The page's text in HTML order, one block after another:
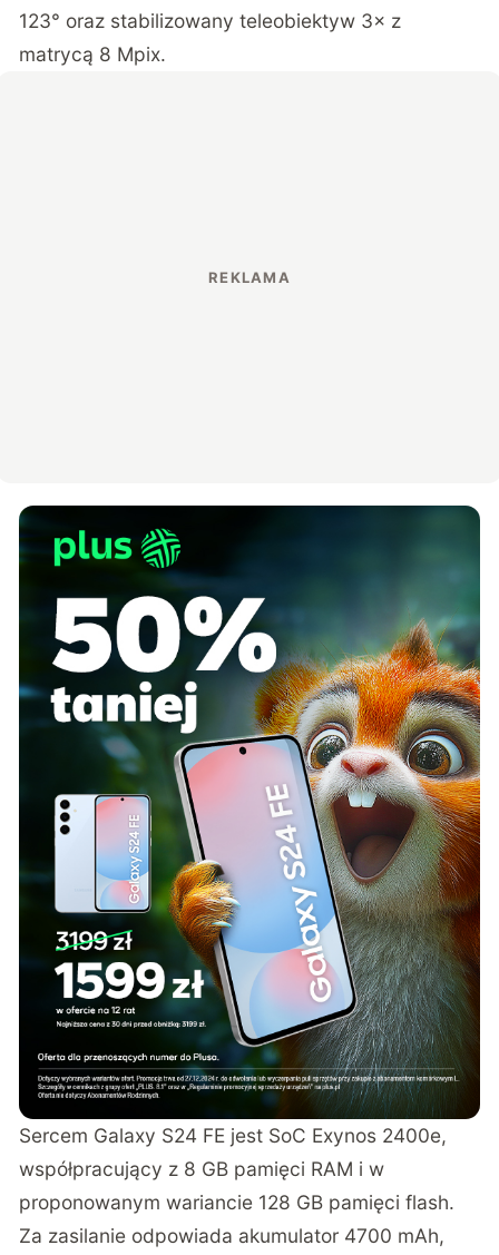
123° oraz stabilizowany teleobiektyw 3× z
matrycą 8 Mpix.
Sercem Galaxy S24 FE jest SoC Exynos 2400e,
współpracujący z 8 GB pamięci RAM i w
proponowanym wariancie 128 GB pamięci flash.
Za zasilanie odpowiada akumulator 4700 mAh,